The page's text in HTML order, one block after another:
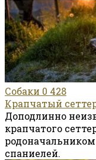
Собаки 0 428
Крапчатый
Доподлинно
крапчатого
спаниелей.